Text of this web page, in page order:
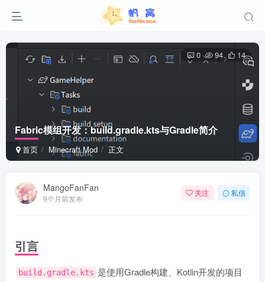
Fabric模组开发：build.gradle.kts与Gradle简介
首页 Minecraft Mod 正文
0 94 14
MangoFanFan
9个月前发布
关注 私信
引言
build.gradle.kts 是使用Gradle构建、Kotlin开发的项目